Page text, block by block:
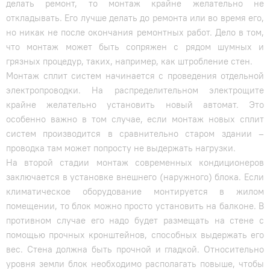
делать ремонт, то монтаж крайне желательно не
откладывать. Его лучше делать до ремонта или во время его,
но никак не после окончания ремонтных работ. Дело в том,
что монтаж может быть сопряжен с рядом шумных и
грязных процедур, таких, например, как штробление стен.
Монтаж сплит систем начинается с проведения отдельной
электропроводки. На распределительном электрощите
крайне желательно установить новый автомат. Это
особенно важно в том случае, если монтаж новых сплит
систем производится в сравнительно старом здании –
проводка там может попросту не выдержать нагрузки.
На второй стадии монтаж современных кондиционеров
заключается в установке внешнего (наружного) блока. Если
климатическое оборудование монтируется в жилом
помещении, то блок можно просто установить на балконе. В
противном случае его надо будет размещать на стене с
помощью прочных кронштейнов, способных выдержать его
вес. Стена должна быть прочной и гладкой. Относительно
уровня земли блок необходимо располагать повыше, чтобы